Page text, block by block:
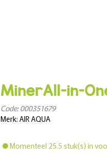
MinerAll-in-
Code: 000351679
Merk: AIR AQUA
Momenteel 25.5 stuk(s) in